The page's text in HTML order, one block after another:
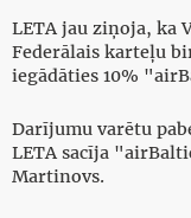
LETA jau ziņoja, ka
Federālais karteļu
iegādāties 10%
Darījumu varētu
LETA sacīja
Martinovs.